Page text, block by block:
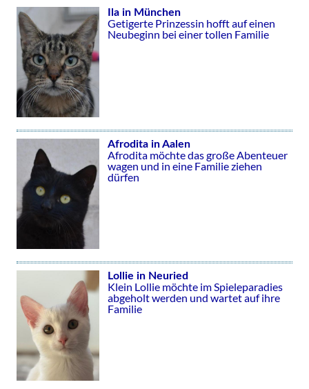
Ila in München
Getigerte Prinzessin hofft auf einen
Neubeginn bei einer tollen Familie
Afrodita in Aalen
Afrodita möchte das große Abenteuer
wagen und in eine Familie ziehen
dürfen
Lollie in Neuried
Klein Lollie möchte im Spieleparadies
abgeholt werden und wartet auf ihre
Familie